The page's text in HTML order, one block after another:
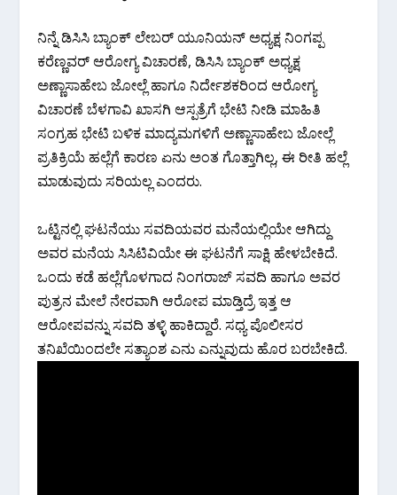
ನಿನ್ನೆ ಡಿಸಿಸಿ ಬ್ಯಾಂಕ್ ಲೇಬರ್ ಯೂನಿಯನ್ ಅಧ್ಯಕ್ಷ ನಿಂಗಪ್ಪ
ಕರೆಣ್ಣವರ್ ಆರೋಗ್ಯ ವಿಚಾರಣೆ, ಡಿಸಿಸಿ ಬ್ಯಾಂಕ್ ಅಧ್ಯಕ್ಷ
ಅಣ್ಣಾಸಾಹೇಬ ಜೋಲ್ಲೆ ಹಾಗೂ ನಿರ್ದೇಶಕರಿಂದ ಆರೋಗ್ಯ
ವಿಚಾರಣೆ ಬೆಳಗಾವಿ ಖಾಸಗಿ ಆಸ್ಪತ್ರೆಗೆ ಭೇಟಿ ನೀಡಿ ಮಾಹಿತಿ
ಸಂಗ್ರಹ ಭೇಟಿ ಬಳಿಕ ಮಾದ್ಯಮಗಳಿಗೆ ಅಣ್ಣಾಸಾಹೇಬ ಜೋಲ್ಲೆ
ಪ್ರತಿಕ್ರಿಯೆ ಹಲ್ಲೆಗೆ ಕಾರಣ ಏನು ಅಂತ ಗೊತ್ತಾಗಿಲ್ಲ, ಈ ರೀತಿ ಹಲ್ಲೆ
ಮಾಡುವುದು ಸರಿಯಲ್ಲ ಎಂದರು.
ಒಟ್ಟಿನಲ್ಲಿ ಘಟನೆಯು ಸವದಿಯವರ ಮನೆಯಲ್ಲಿಯೇ ಆಗಿದ್ದು
ಅವರ ಮನೆಯ ಸಿಸಿಟಿವಿಯೇ ಈ ಘಟನೆಗೆ ಸಾಕ್ಷಿ ಹೇಳಬೇಕಿದೆ.
ಒಂದು ಕಡೆ ಹಲ್ಲೆಗೊಳಗಾದ ನಿಂಗರಾಜ್ ಸವದಿ ಹಾಗೂ ಅವರ
ಪುತ್ರನ ಮೇಲೆ ನೇರವಾಗಿ ಆರೋಪ ಮಾಡ್ತಿದ್ರೆ ಇತ್ತ ಆ
ಆರೋಪವನ್ನು ಸವದಿ ತಳ್ಳಿ ಹಾಕಿದ್ದಾರೆ. ಸಧ್ಯ ಪೊಲೀಸರ
ತನಿಖೆಯಿಂದಲೇ ಸತ್ಯಾಂಶ ಎನು ಎನ್ನುವುದು ಹೊರ ಬರಬೇಕಿದೆ.